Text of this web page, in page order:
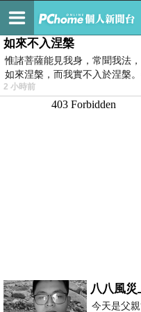
最新文章
如來不入涅槃
惟諸菩薩能見我身，常聞我法
如來涅槃，而我實不入於涅槃
2 小時前
今天是父